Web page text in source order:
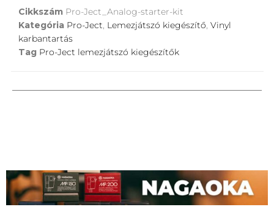
Cikkszám Pro-Ject_Analog-starter-kit
Kategória Pro-Ject, Lemezjátszó kiegészítő, Vinyl
karbantartás
Tag Pro-Ject lemezjátszó kiegészítők